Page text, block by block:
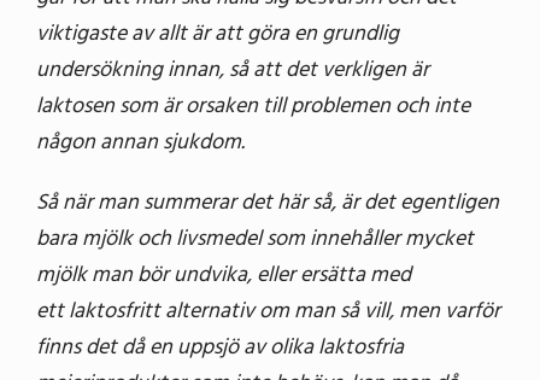
viktigaste av allt är att göra en grundlig
undersökning innan, så att det verkligen är
laktosen som är orsaken till problemen och inte
någon annan sjukdom.
Så när man summerar det här så, är det egentligen
bara mjölk och livsmedel som innehåller mycket
mjölk man bör undvika, eller ersätta med
ett laktosfritt alternativ om man så vill, men varför
finns det då en uppsjö av olika laktosfria